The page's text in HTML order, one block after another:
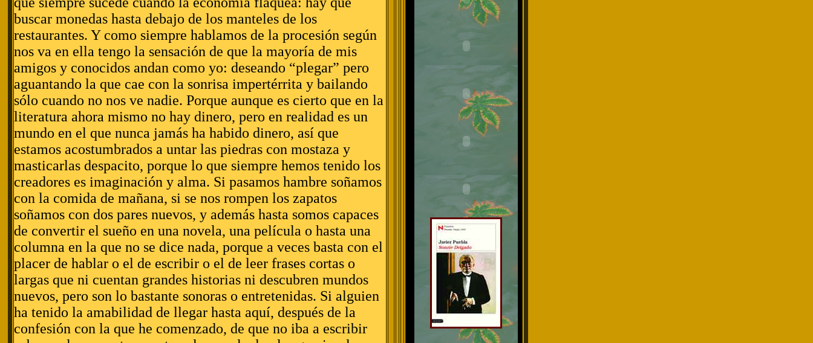
buscar monedas hasta debajo de los manteles de los
restaurantes. Y como siempre hablamos de la procesión según
nos va en ella tengo la sensación de que la mayoría de mis
amigos y conocidos andan como yo: deseando “plegar” pero
aguantando la que cae con la sonrisa impertérrita y bailando
sólo cuando no nos ve nadie. Porque aunque es cierto que en la
literatura ahora mismo no hay dinero, pero en realidad es un
mundo en el que nunca jamás ha habido dinero, así que
estamos acostumbrados a untar las piedras con mostaza y
masticarlas despacito, porque lo que siempre hemos tenido los
creadores es imaginación y alma. Si pasamos hambre soñamos
con la comida de mañana, si se nos rompen los zapatos
soñamos con dos pares nuevos, y además hasta somos capaces
de convertir el sueño en una novela, una película o hasta una
columna en la que no se dice nada, porque a veces basta con el
placer de hablar o el de escribir o el de leer frases cortas o
largas que ni cuentan grandes historias ni descubren mundos
nuevos, pero son lo bastante sonoras o entretenidas. Si alguien
ha tenido la amabilidad de llegar hasta aquí, después de la
confesión con la que he comenzado, de que no iba a escribir